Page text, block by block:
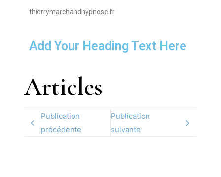
thierrymarchandhypnose.fr
Add Your Heading Text Here
Articles
Publication
précédente
Publication
suivante